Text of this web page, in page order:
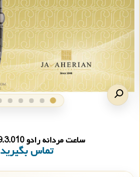
ساعت مردانه رادو 156.0719.3.010
تماس بگیرید